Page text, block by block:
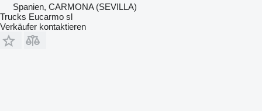
Spanien, CARMONA (SEVILLA)
Trucks Eucarmo sl
Verkäufer kontaktieren